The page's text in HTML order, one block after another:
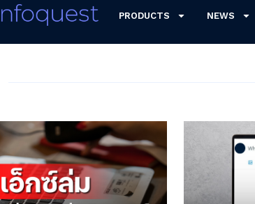
PRODUCTS NEWS